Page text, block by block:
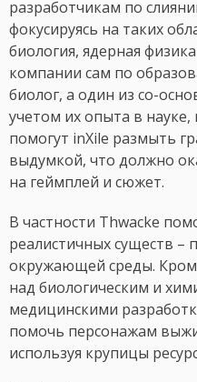
разработчикам по
фокусируясь на таких
биология, ядерная
компании сам по
биолог, а один из со-
учетом их опыта в
помогут inXile размыть
выдумкой, что должно
на геймплей и сюжет.
В частности Thwacke
реалистичных существ –
окружающей среды.
над биологическим и
медицинскими
помочь персонажам
используя крупицы